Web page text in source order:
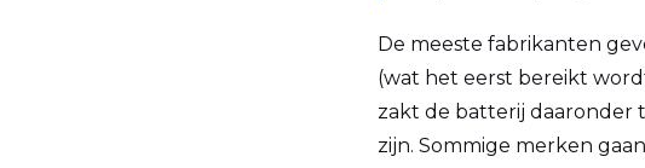
De meeste fabrikanten
(wat het eerst bereikt
zakt de batterij daaronder
zijn. Sommige merken